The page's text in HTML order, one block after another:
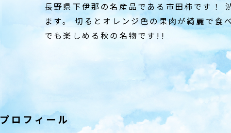
長野県下伊那の名産品である市田柿です！
ます。 切るとオレンジ色の果肉が綺麗で食
でも楽しめる秋の名物です!!
プロフィール